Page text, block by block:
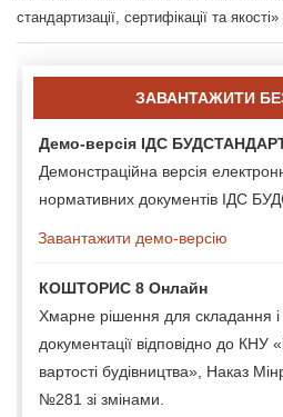
стандартизації, сертифікації та
ЗАВАНТАЖИТИ
Демо-версія ІДС
Демонстраційна версія
нормативних документів ІДС
Завантажити демо-версію
КОШТОРИС 8 Онлайн
Хмарне рішення для складання і
документації відповідно до КНУ
вартості будівництва», Наказ
№281 зі змінами.